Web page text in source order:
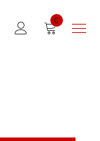
0